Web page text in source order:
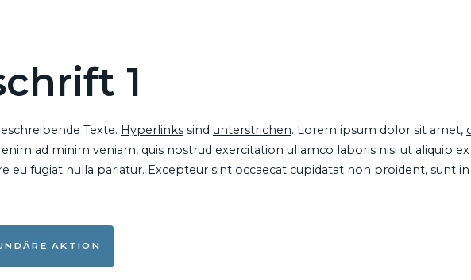
1
Texte. Hyperlinks sind unterstrichen. Lorem ipsum dolor sit amet,
ad minim veniam, quis nostrud exercitation ullamco laboris nisi ut aliquip
eu fugiat nulla pariatur. Excepteur sint occaecat cupidatat non proident, sunt
AKTION